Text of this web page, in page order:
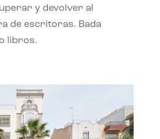
y devolver al
de escritoras. Bada
libros.